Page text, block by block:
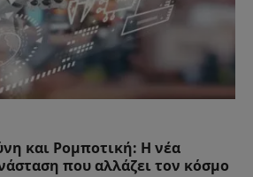
και Ρομποτική: Η νέα
που αλλάζει τον κόσμο